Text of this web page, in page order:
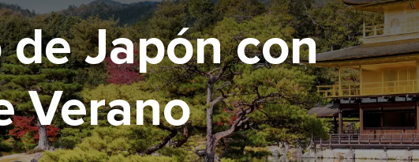
Japón con
Verano